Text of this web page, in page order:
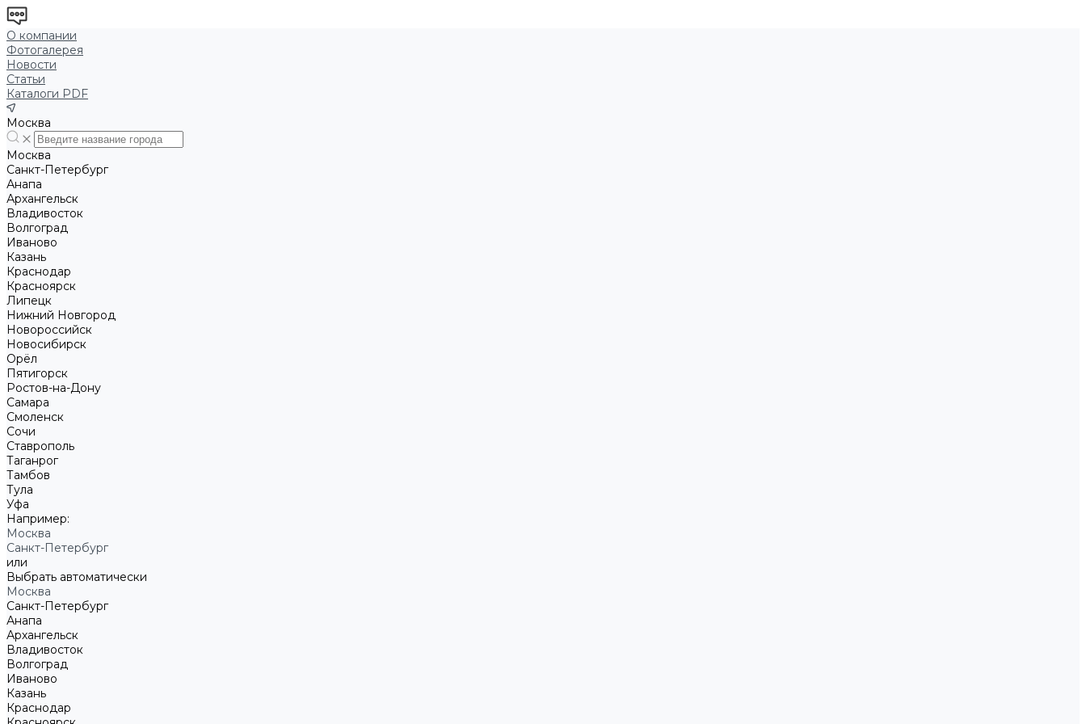
О компании
Фотогалерея
Новости
Статьи
Каталоги PDF
Москва
Москва
Санкт-Петербург
Анапа
Архангельск
Владивосток
Волгоград
Иваново
Казань
Краснодар
Красноярск
Липецк
Нижний Новгород
Новороссийск
Новосибирск
Орёл
Пятигорск
Ростов-на-Дону
Самара
Смоленск
Сочи
Ставрополь
Таганрог
Тамбов
Тула
Уфа
Например:
Москва
Санкт-Петербург
или
Выбрать автоматически
Москва
Санкт-Петербург
Анапа
Архангельск
Владивосток
Волгоград
Иваново
Казань
Краснодар